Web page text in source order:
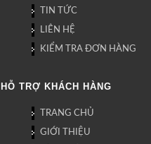
TIN TỨC
LIÊN HỆ
KIỂM TRA ĐƠN HÀNG
HỖ TRỢ KHÁCH HÀNG
TRANG CHỦ
GIỚI THIỆU